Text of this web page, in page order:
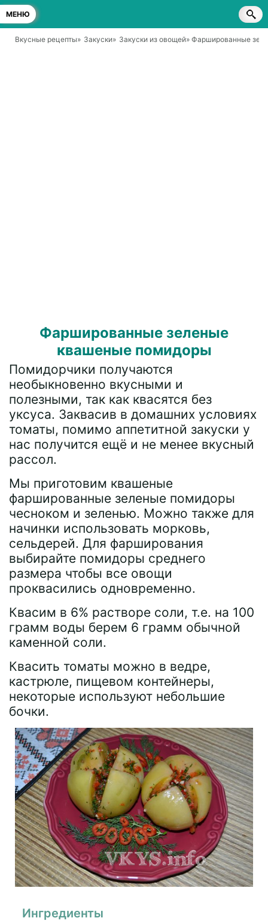
МЕНЮ
Вкусные рецепты» Закуски» Закуски из овощей» Фаршированные
Фаршированные зеленые
квашеные помидоры
Помидорчики получаются
необыкновенно вкусными и
полезными, так как квасятся без
уксуса. Заквасив в домашних условиях
томаты, помимо аппетитной закуски у
нас получится ещё и не менее вкусный
рассол.
Мы приготовим квашеные
фаршированные зеленые помидоры
чесноком и зеленью. Можно также для
начинки использовать морковь,
сельдерей. Для фарширования
выбирайте помидоры среднего
размера чтобы все овощи
проквасились одновременно.
Квасим в 6% растворе соли, т.е. на 100
грамм воды берем 6 грамм обычной
каменной соли.
Квасить томаты можно в ведре,
кастрюле, пищевом контейнеры,
некоторые используют небольшие
бочки.
Ингредиенты